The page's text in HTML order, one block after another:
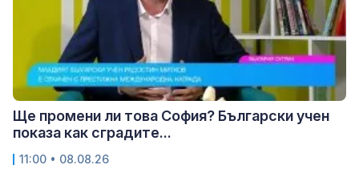
Ще промени ли това София? Български учен
показа как сградите...
11:00 • 08.08.26